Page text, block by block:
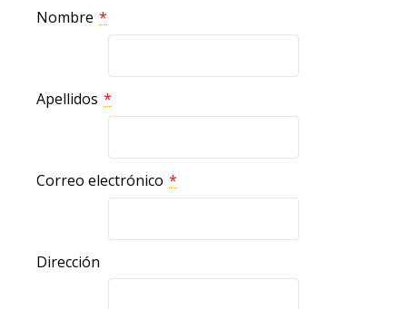
Nombre *
Apellidos *
Correo electrónico *
Dirección